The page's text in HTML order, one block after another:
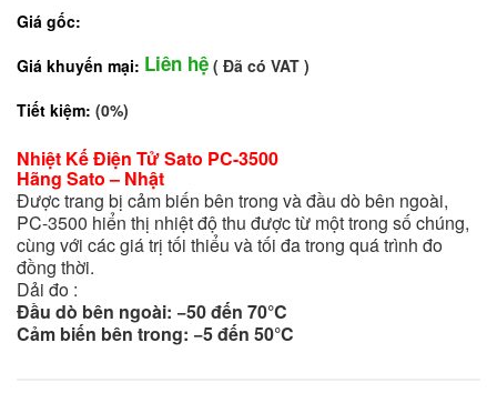
Giá gốc:
Giá khuyến mại: Liên hệ ( Đã có VAT )
Tiết kiệm: (0%)
Nhiệt Kế Điện Tử Sato PC-3500
Hãng Sato – Nhật
Được trang bị cảm biến bên trong và đầu dò bên ngoài,
PC-3500 hiển thị nhiệt độ thu được từ một trong số chúng,
cùng với các giá trị tối thiểu và tối đa trong quá trình đo
đồng thời.
Dải đo :
Đầu dò bên ngoài: −50 đến 70°C
Cảm biến bên trong: −5 đến 50°C